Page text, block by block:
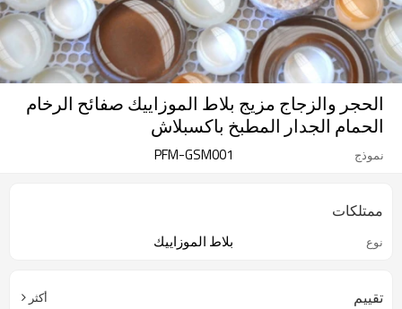
الحجر والزجاج مزيج بلاط الموزاييك صفائح الرخام
الحمام الجدار المطبخ باكسبلاش
نموذج PFM-GSM001
ممتلكات
نوع بلاط الموزاييك
تقييم أكثر